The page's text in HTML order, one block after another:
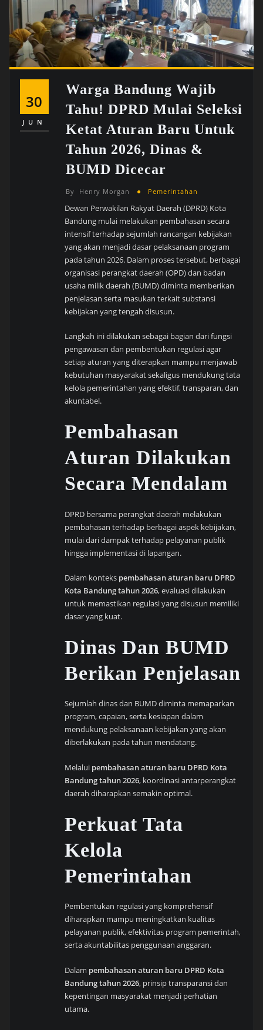
30
JUN
Warga Bandung Wajib
Tahu! DPRD Mulai Seleksi
Ketat Aturan Baru Untuk
Tahun 2026, Dinas &
BUMD Dicecar
By Henry Morgan Pemerintahan
Dewan Perwakilan Rakyat Daerah (DPRD) Kota
Bandung mulai melakukan pembahasan secara
intensif terhadap sejumlah rancangan kebijakan
yang akan menjadi dasar pelaksanaan program
pada tahun 2026. Dalam proses tersebut, berbagai
organisasi perangkat daerah (OPD) dan badan
usaha milik daerah (BUMD) diminta memberikan
penjelasan serta masukan terkait substansi
kebijakan yang tengah disusun.
Langkah ini dilakukan sebagai bagian dari fungsi
pengawasan dan pembentukan regulasi agar
setiap aturan yang diterapkan mampu menjawab
kebutuhan masyarakat sekaligus mendukung tata
kelola pemerintahan yang efektif, transparan, dan
akuntabel.
Pembahasan
Aturan Dilakukan
Secara Mendalam
DPRD bersama perangkat daerah melakukan
pembahasan terhadap berbagai aspek kebijakan,
mulai dari dampak terhadap pelayanan publik
hingga implementasi di lapangan.
Dalam konteks pembahasan aturan baru DPRD
Kota Bandung tahun 2026, evaluasi dilakukan
untuk memastikan regulasi yang disusun memiliki
dasar yang kuat.
Dinas Dan BUMD
Berikan Penjelasan
Sejumlah dinas dan BUMD diminta memaparkan
program, capaian, serta kesiapan dalam
mendukung pelaksanaan kebijakan yang akan
diberlakukan pada tahun mendatang.
Melalui pembahasan aturan baru DPRD Kota
Bandung tahun 2026, koordinasi antarperangkat
daerah diharapkan semakin optimal.
Perkuat Tata
Kelola
Pemerintahan
Pembentukan regulasi yang komprehensif
diharapkan mampu meningkatkan kualitas
pelayanan publik, efektivitas program pemerintah,
serta akuntabilitas penggunaan anggaran.
Dalam pembahasan aturan baru DPRD Kota
Bandung tahun 2026, prinsip transparansi dan
kepentingan masyarakat menjadi perhatian
utama.